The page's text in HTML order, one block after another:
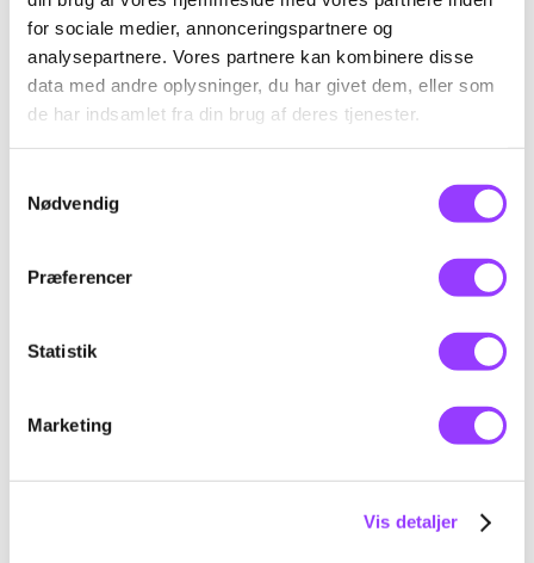
for sociale medier, annonceringspartnere og
analysepartnere. Vores partnere kan kombinere disse
data med andre oplysninger, du har givet dem, eller som
de har indsamlet fra din brug af deres tjenester.
Nødvendig
Præferencer
Statistik
Marketing
Vis detaljer
Målgruppe
Personer der har, eller søger, beskæftigelse
løftekapacitet på over 8 tonsmeter til og
Specielle adgangskrav:
Deltageren skal være fyldt 18 år og
kunne dokumentere, at være